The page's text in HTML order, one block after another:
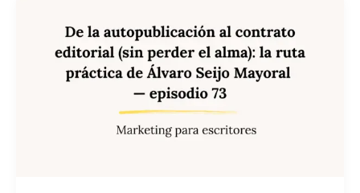
autopublicación
contrato